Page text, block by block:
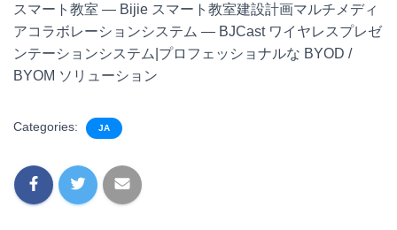
スマート教室 — Bijie スマート教室建設計画マルチメディ
アコラボレーションシステム — BJCast ワイヤレスプレゼ
ンテーションシステム|プロフェッショナルな BYOD /
BYOM ソリューション
Categories: JA